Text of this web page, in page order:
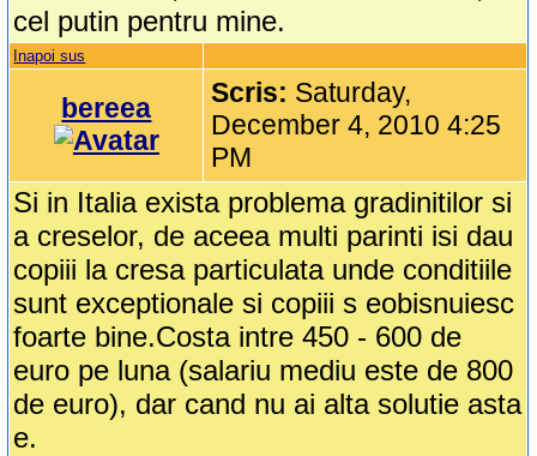
cel putin pentru mine.
Inapoi sus
bereea Scris: Saturday,
December 4, 2010 4:25
PM
Si in Italia exista problema gradinitilor si
a creselor, de aceea multi parinti isi dau
copiii la cresa particulata unde conditiile
sunt exceptionale si copiii s eobisnuiesc
foarte bine.Costa intre 450 - 600 de
euro pe luna (salariu mediu este de 800
de euro), dar cand nu ai alta solutie asta
e.